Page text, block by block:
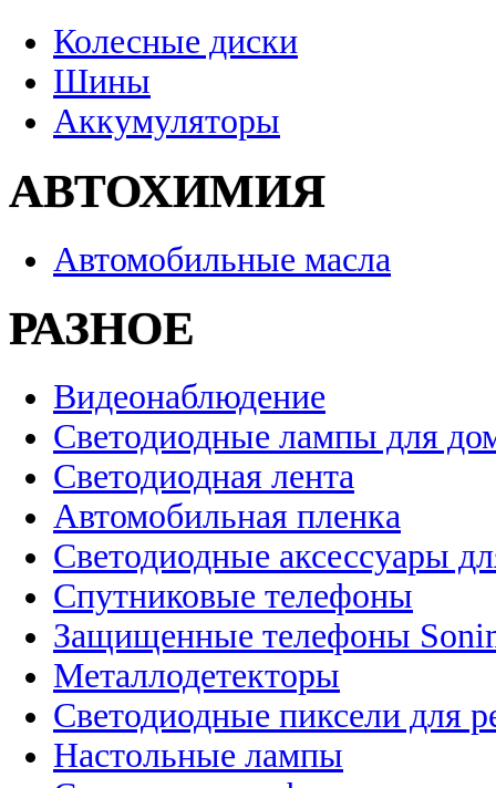
Колесные диски
Шины
Аккумуляторы
АВТОХИМИЯ
Автомобильные масла
РАЗНОЕ
Видеонаблюдение
Светодиодные лампы для
Светодиодная лента
Автомобильная пленка
Светодиодные аксессуары
Спутниковые телефоны
Защищенные телефоны
Металлодетекторы
Светодиодные пиксели для
Настольные лампы